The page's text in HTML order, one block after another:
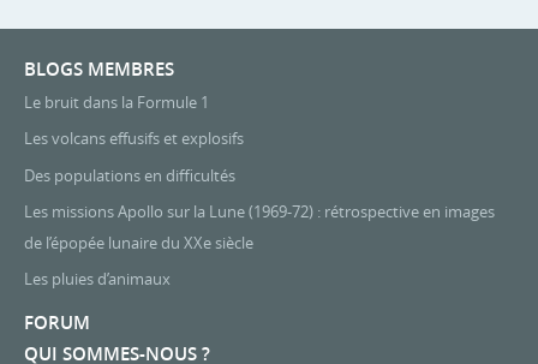
BLOGS MEMBRES
Le bruit dans la Formule 1
Les volcans effusifs et explosifs
Des populations en difficultés
Les missions Apollo sur la Lune (1969-72) : rétrospective en images
de l’épopée lunaire du XXe siècle
Les pluies d’animaux
FORUM
QUI SOMMES-NOUS ?